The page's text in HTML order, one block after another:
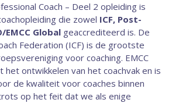
Coach – Deel 2 opleiding is
die zowel ICF, Post-
EMCC Global geaccrediteerd is. De
Federation (ICF) is de grootste
voor coaching. EMCC
het ontwikkelen van het coachvak en is
de kwaliteit voor coaches binnen
op het feit dat we als enige